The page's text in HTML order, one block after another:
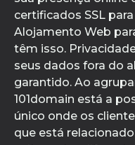
certificados SSL
Alojamento Web
têm isso.
seus dados fora do
garantido. Ao
101domain está a
único onde os
que está